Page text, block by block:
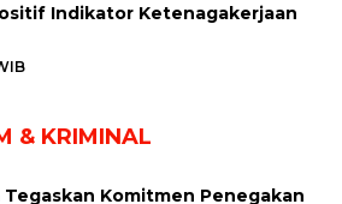
Indikator Ketenagakerjaan
& KRIMINAL
Tegaskan Komitmen Penegakan